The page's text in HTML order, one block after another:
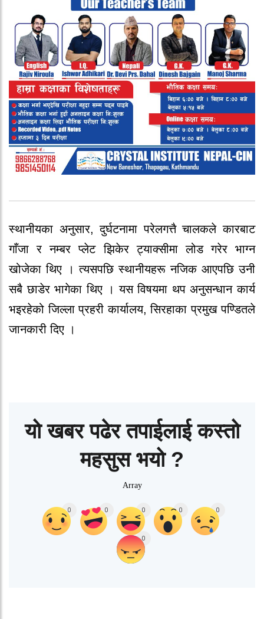
स्थानीयका अनुसार, दुर्घटनामा परेलगत्तै चालकले कारबाट
गाँजा र नम्बर प्लेट झिकेर ट्याक्सीमा लोड गरेर भाग्न
खोजेका थिए । त्यसपछि स्थानीयहरू नजिक आएपछि उनी
सबै छाडेर भागेका थिए । यस विषयमा थप अनुसन्धान कार्य
भइरहेको जिल्ला प्रहरी कार्यालय, सिरहाका प्रमुख पण्डितले
जानकारी दिए ।
यो खबर पढेर तपाईलाई कस्तो
महसुस भयो ?
Array
0 0 0 0 0
0